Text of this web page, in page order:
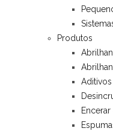
Produtos